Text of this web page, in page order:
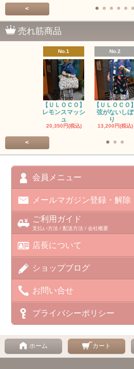
<
売れ筋商品
No.1
【ＵＬＯＣＯ】
レモンスマッシ
ュ
20,350円(税込)
No.2
【ＵＬＯＣＯ】
弦がないしぼ
り
13,200円(税込)
<
会員メニュー
メールマガジン登録・解除
ご利用ガイド
支払い方法 / 配送方法 / 会社概要
店長について
ショップブログ
お問い合せ
プライバシーポリシー
ホーム カート